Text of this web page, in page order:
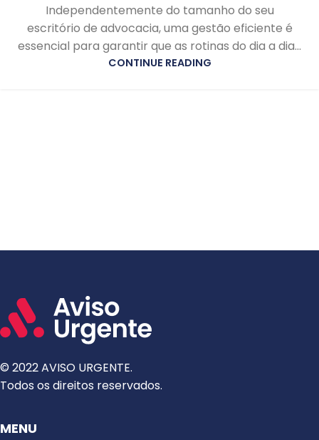
Independentemente do tamanho do seu
escritório de advocacia, uma gestão eficiente é
essencial para garantir que as rotinas do dia a dia...
CONTINUE READING
© 2022 AVISO URGENTE.
Todos os direitos reservados.
MENU